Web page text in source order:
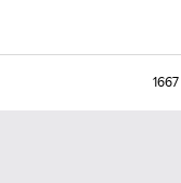
1667